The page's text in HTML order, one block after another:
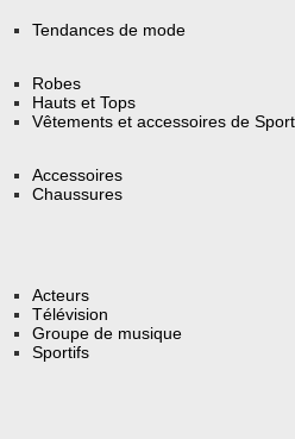
Tendances de mode
Robes
Hauts et Tops
Vêtements et accessoires de Sport
Accessoires
Chaussures
Acteurs
Télévision
Groupe de musique
Sportifs